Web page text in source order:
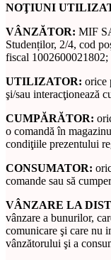
NOŢIUNI
VÂNZĂTOR: MIF
Studenților, 2/4, cod
fiscal 1002600021802;
UTILIZATOR: orice
şi/sau interacţionează
CUMPĂRĂTOR:
o comandă în
condiţiile prezentului
CONSUMATOR:
comande sau să
VÂNZARE LA
vânzare a bunurilor,
comunicare şi care nu
vânzătorului şi a